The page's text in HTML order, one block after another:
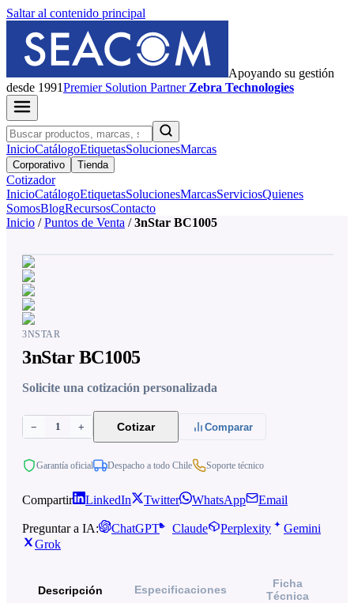
Saltar al contenido principal
Apoyando su gestión
desde 1991PremierSolution Partner Zebra Technologies
InicioCatálogoEtiquetasSolucionesMarcas
Corporativo Tienda
Cotizador
InicioCatálogoEtiquetasSolucionesMarcasServiciosQuienes
SomosBlogRecursosContacto
Inicio / Puntos de Venta / 3nStar BC1005
3NSTAR
3nStar BC1005
Solicite una cotización personalizada
− 1 + Cotizar Comparar
Garantía oficial Despacho a todo Chile Soporte técnico
Compartir LinkedIn Twitter WhatsApp Email
Preguntar a IA: ChatGPT Claude Perplexity
Gemini
Grok
Descripción Especificaciones
Ficha
Técnica